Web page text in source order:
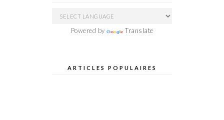
Powered by Translate
ARTICLES POPULAIRES